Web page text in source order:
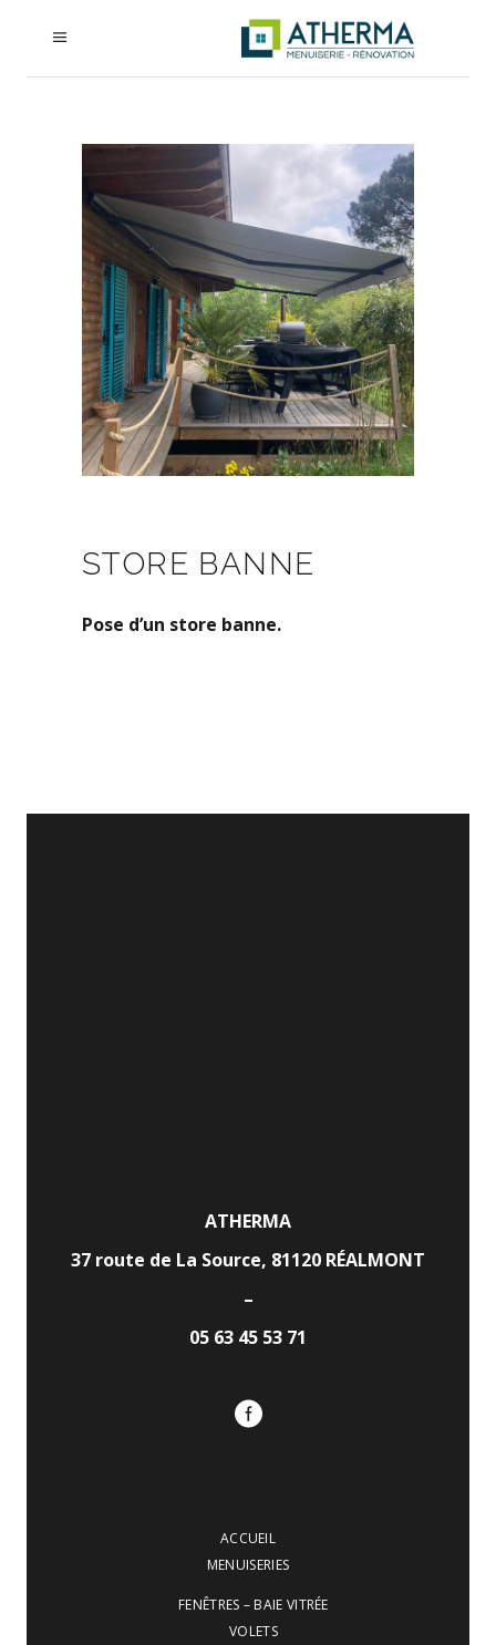
STORE BANNE
Pose d’un store banne.
ATHERMA
37 route de La Source, 81120 RÉALMONT
–
05 63 45 53 71
ACCUEIL
MENUISERIES
FENÊTRES – BAIE VITRÉE
VOLETS